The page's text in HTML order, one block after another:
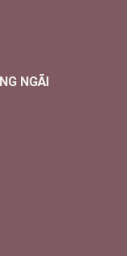
NGÃI